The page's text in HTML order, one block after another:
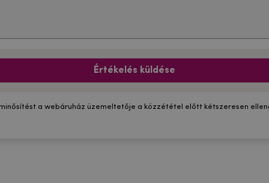
Értékelés küldése
a webáruház üzemeltetője a közzététel előtt kétszeresen